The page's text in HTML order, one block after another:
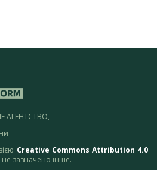
АГЕНТСТВО,
Creative Commons Attribution 4.0
зазначено інше.